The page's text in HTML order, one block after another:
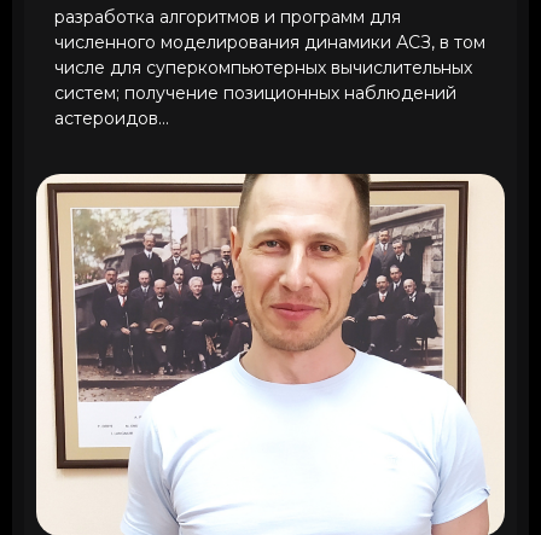
разработка алгоритмов и программ для
численного моделирования динамики АСЗ, в том
числе для суперкомпьютерных вычислительных
систем; получение позиционных наблюдений
астероидов...